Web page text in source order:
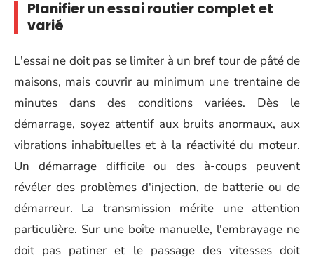
Planifier un essai routier complet et
varié
L'essai ne doit pas se limiter à un bref tour de pâté de
maisons, mais couvrir au minimum une trentaine de
minutes dans des conditions variées. Dès le
démarrage, soyez attentif aux bruits anormaux, aux
vibrations inhabituelles et à la réactivité du moteur.
Un démarrage difficile ou des à-coups peuvent
révéler des problèmes d'injection, de batterie ou de
démarreur. La transmission mérite une attention
particulière. Sur une boîte manuelle, l'embrayage ne
doit pas patiner et le passage des vitesses doit